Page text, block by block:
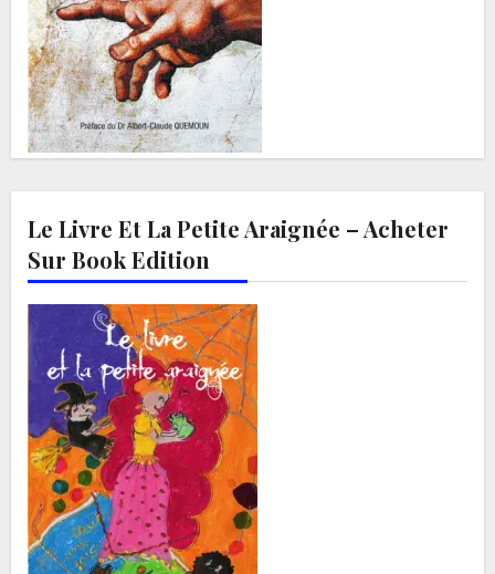
Le Livre Et La Petite Araignée – Acheter
Sur Book Edition